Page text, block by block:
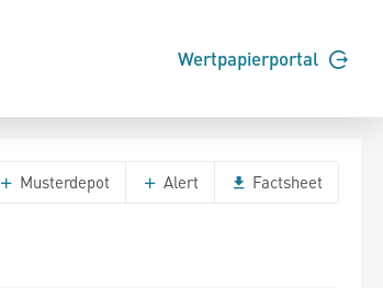
Wertpapierportal
Musterdepot Alert Factsheet